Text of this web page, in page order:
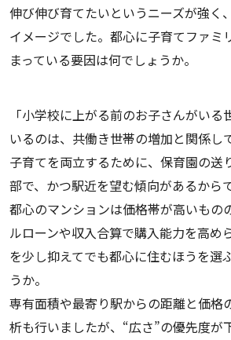
伸び伸び育てたいというニーズが強く
イメージでした。都心に子育てファミ
まっている要因は何でしょうか。
「小学校に上がる前のお子さんがいる
いるのは、共働き世帯の増加と関係し
子育てを両立するために、保育園の送
部で、かつ駅近を望む傾向があるからで
都心のマンションは価格帯が高いもの
ルローンや収入合算で購入能力を高め
を少し抑えてでも都心に住むほうを選
うか。
専有面積や最寄り駅からの距離と価格
析も行いましたが、“広さ”の優先度が